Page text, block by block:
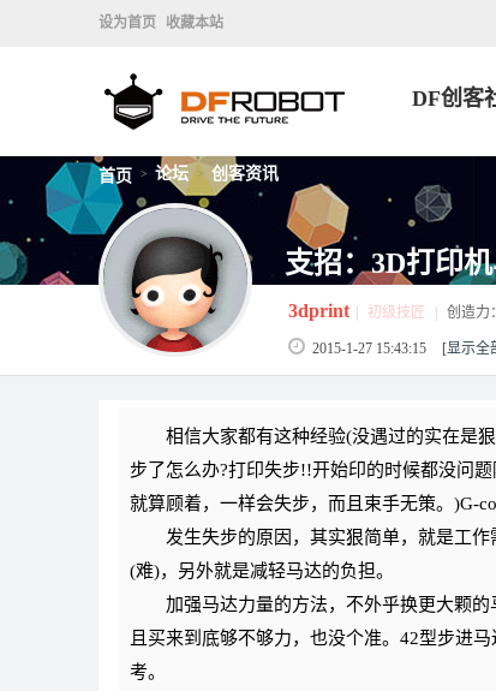
设为首页 收藏本站
DF创客
首页 > 论坛 > 创客资讯
支招：3D打印
3dprint 初级技匠 创造力：
2015-1-27 15:43:15 [显示全
相信大家都有这种经验(没遇过的实在是狠
步了怎么办?打印失步!!开始印的时候都没问
就算顾着，一样会失步，而且束手无策。)G-
发生失步的原因，其实狠简单，就是工作
(难)，另外就是减轻马达的负担。
加强马达力量的方法，不外乎换更大颗的
且买来到底够不够力，也没个准。42型步进
考。